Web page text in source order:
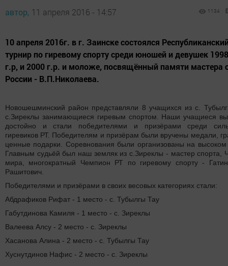
автор, 11 апреля 2016 - 14:57 1134
10 апреля 2016г. в г. Заинске состоялся
турнир по гиревому спорту среди юношей и девушек
г.р, и 2000 г.р. и моложе, посвящённый памяти мастера
России - В.П.Николаева.
Новошешминский район представляли 8 учащихся из с.
с.Зиреклы занимающиеся гиревым спортом. Наши учащиеся
достойно и стали победителями и призёрами среди
гиревиков РТ. Победителям и призёрам были вручены медали,
ценные подарки. Соревнования были организованы на высоком
Главным судьёй был наш земляк из с.Зиреклы - мастер спорта,
мира, многократный Чемпион РТ по гиревому спорту -
Рашитович.
Победителями и призёрами в своих весовых категориях стали:
Абдрафиков Рифат - 1 место - с. Тубылгы Тау
Габутдинова Камиля - 1 место - с. Зиреклы
Валеева Алсу - 2 место - с. Зиреклы
Хасанова Алина - 2 место - с. Тубылгы Тау
Хуснутдинов Нафис - 2 место - с. Зиреклы